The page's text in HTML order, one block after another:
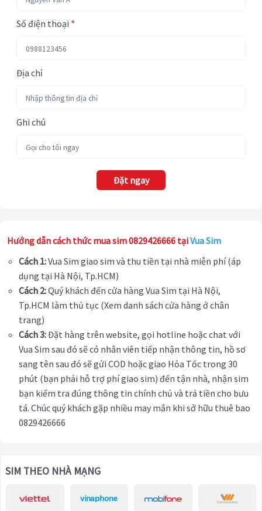
Số điện thoại *
Địa chỉ
Ghi chú
Đặt ngay
Hướng dẫn cách thức mua sim 0829426666 tạiVua Sim
Cách 1:Vua Sim giao sim và thu tiền tại nhà miễn phí (áp
dụng tại Hà Nội, Tp.HCM)
Cách 2:Quý khách đến cửa hàng Vua Sim tại Hà Nội,
Tp.HCM làm thủ tục (Xem danh sách cửa hàng ở chân
trang)
Cách 3:Đặt hàng trên website, gọi hotline hoặc chat với
Vua Sim sau đó sẽ có nhân viên tiếp nhận thông tin, hồ sơ
sang tên sau đó sẽ gửi COD hoặc giao Hỏa Tốc trong 30
phút (bạn phải hỗ trợ phí giao sim) đến tận nhà, nhận sim
bạn kiểm tra đúng thông tin chính chủ và trả tiền cho bưu
tá. Chúc quý khách gặp nhiều may mắn khi sở hữu thuê bao
0829426666
SIM THEO NHÀ MẠNG